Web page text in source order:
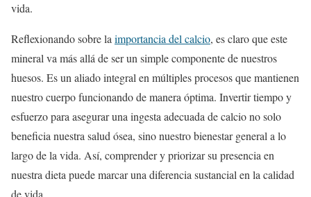
vida.
Reflexionando sobre laimportancia del calcio, es claro que este
mineral va más allá de ser un simple componente de nuestros
huesos. Es un aliado integral en múltiples procesos que mantienen
nuestro cuerpo funcionando de manera óptima. Invertir tiempo y
esfuerzo para asegurar una ingesta adecuada de calcio no solo
beneficia nuestra salud ósea, sino nuestro bienestar general a lo
largo de la vida. Así, comprender y priorizar su presencia en
nuestra dieta puede marcar una diferencia sustancial en la calidad